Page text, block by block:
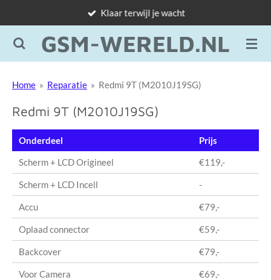
naar
de
GSM-WERELD.NL
Klaar terwijl je wacht
Home » Reparatie » Redmi 9T (M2010J19SG)
Redmi 9T (M2010J19SG)
Onderdeel
Prijs
Scherm + LCD Origineel
€119,-
Scherm + LCD Incell -
Accu €79,-
Oplaad connector €59,-
Backcover €79,-
Voor Camera €69,-